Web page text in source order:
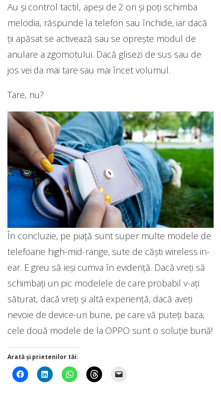
Au și control tactil, apeși de 2 ori și poți schimba
melodia, răspunde la telefon sau închide, iar dacă
ții apăsat se activează sau se oprește modul de
anulare a zgomotului. Dacă glisezi de sus sau de
jos vei da mai tare sau mai încet volumul.
Tare, nu?
În concluzie, pe piață sunt super multe modele de
telefoane high-mid-range, sute de căști wireless in-
ear. E greu să ieși cumva în evidență. Dacă vreți să
schimbați un pic modelele de care probabil v-ați
săturat, dacă vreți și altă experiență, dacă aveți
nevoie de device-uri bune, pe care vă puteți baza,
cele două modele de la OPPO sunt o soluție bună!
Arată și prietenilor tăi: